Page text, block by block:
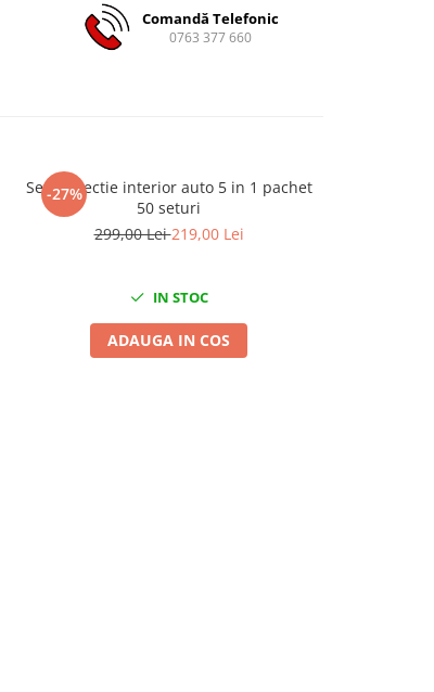
Comandă Telefonic
0763 377 660
-27%
Set protectie interior auto 5 in 1 pachet
50 seturi
299,00 Lei219,00 Lei
IN STOC
ADAUGA IN COS